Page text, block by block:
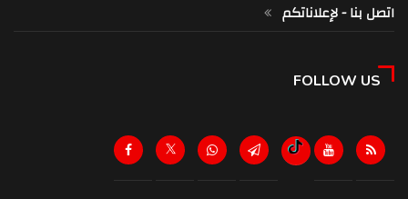
اتصل بنا - لإعلاناتكم
FOLLOW US